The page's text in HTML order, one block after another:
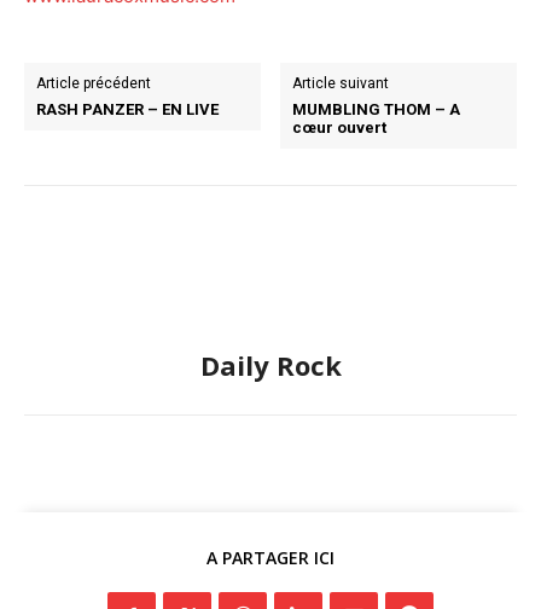
Article précédent
RASH PANZER – EN LIVE
Article suivant
MUMBLING THOM – A
cœur ouvert
Daily Rock
A PARTAGER ICI